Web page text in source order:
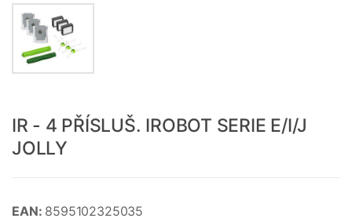
IR - 4 PŘÍSLUŠ. IROBOT SERIE E/I/J
JOLLY
EAN: 8595102325035